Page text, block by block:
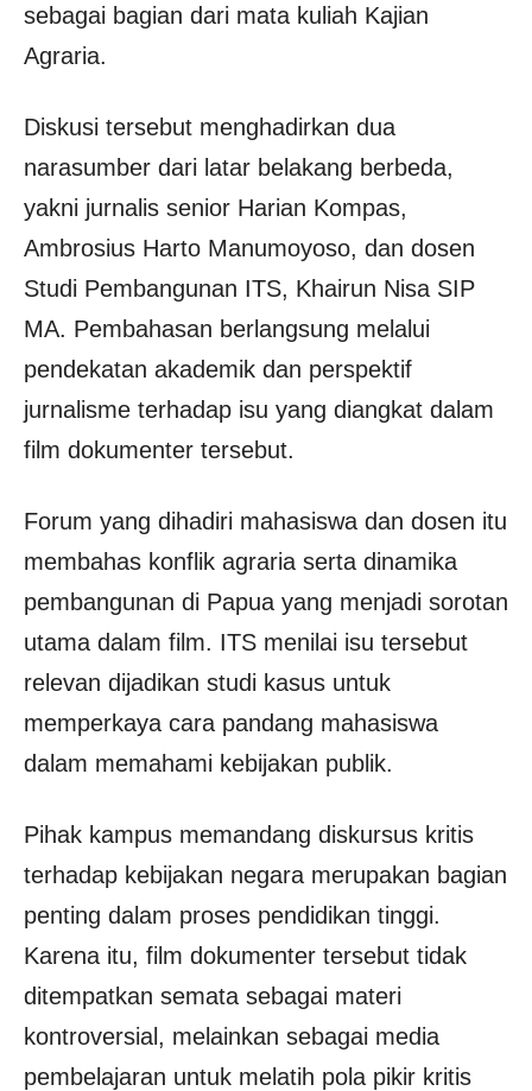
sebagai bagian dari mata kuliah Kajian
Agraria.
Diskusi tersebut menghadirkan dua
narasumber dari latar belakang berbeda,
yakni jurnalis senior Harian Kompas,
Ambrosius Harto Manumoyoso, dan dosen
Studi Pembangunan ITS, Khairun Nisa SIP
MA. Pembahasan berlangsung melalui
pendekatan akademik dan perspektif
jurnalisme terhadap isu yang diangkat dalam
film dokumenter tersebut.
Forum yang dihadiri mahasiswa dan dosen itu
membahas konflik agraria serta dinamika
pembangunan di Papua yang menjadi sorotan
utama dalam film. ITS menilai isu tersebut
relevan dijadikan studi kasus untuk
memperkaya cara pandang mahasiswa
dalam memahami kebijakan publik.
Pihak kampus memandang diskursus kritis
terhadap kebijakan negara merupakan bagian
penting dalam proses pendidikan tinggi.
Karena itu, film dokumenter tersebut tidak
ditempatkan semata sebagai materi
kontroversial, melainkan sebagai media
pembelajaran untuk melatih pola pikir kritis